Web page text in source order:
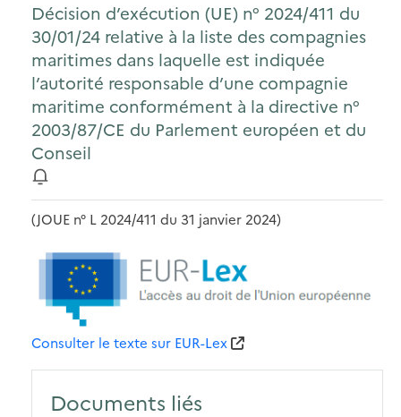
Décision d’exécution (UE) n° 2024/411 du
30/01/24 relative à la liste des compagnies
maritimes dans laquelle est indiquée
l’autorité responsable d’une compagnie
maritime conformément à la directive n°
2003/87/CE du Parlement européen et du
Conseil
(JOUE n° L 2024/411 du 31 janvier 2024)
Consulter le texte sur EUR-Lex
Documents liés